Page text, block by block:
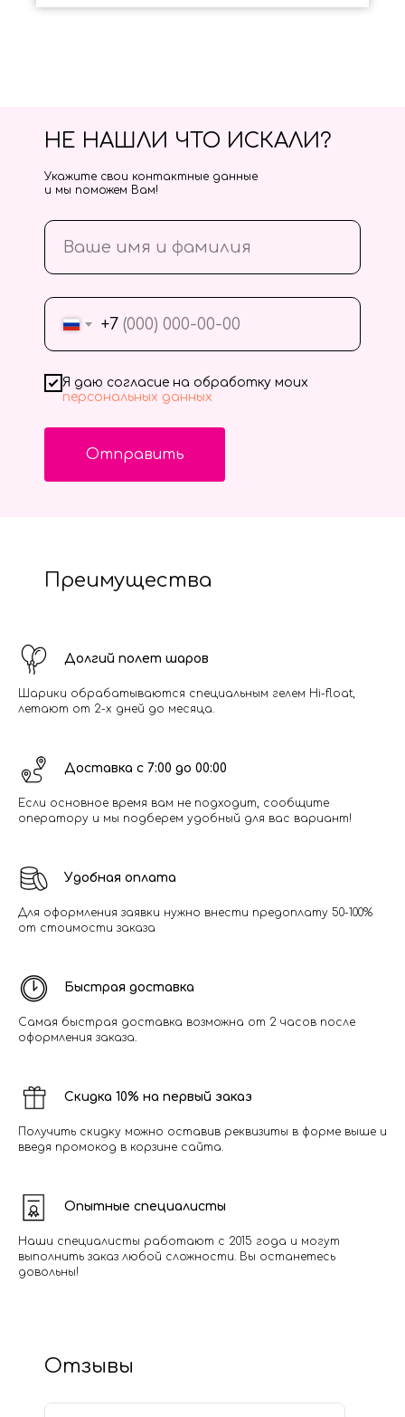
+7
Я даю согласие на обработку моих
персональных данных
Отправить
НЕ НАШЛИ ЧТО ИСКАЛИ?
Укажите свои контактные данные
и мы поможем Вам!
Преимущества
Долгий полет шаров
Шарики обрабатываются специальным гелем Hi-float,
летают от 2-х дней до месяца.
Доставка с 7:00 до 00:00
Если основное время вам не подходит, сообщите
оператору и мы подберем удобный для вас вариант!
Удобная оплата
Для оформления заявки нужно внести предоплату 50-100%
от стоимости заказа
Быстрая доставка
Самая быстрая доставка возможна от 2 часов после
оформления заказа.
Скидка 10% на первый заказ
Получить скидку можно оставив реквизиты в форме выше и
введя промокод в корзине сайта.
Опытные специалисты
Наши специалисты работают с 2015 года и могут
выполнить заказ любой сложности. Вы останетесь
довольны!
Отзывы